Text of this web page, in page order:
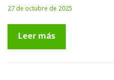
27 de octubre de 2025
Leer más